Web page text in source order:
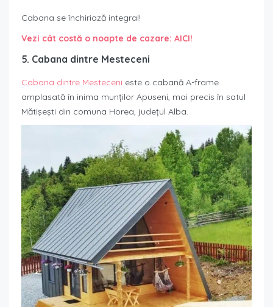
Cabana se închiriază integral!
Vezi cât costă o noapte de cazare: AICI!
5. Cabana dintre Mesteceni
Cabana dintre Mesteceni este o cabană A-frame
amplasată în inima munților Apuseni, mai precis în satul
Mătișești din comuna Horea, județul Alba.